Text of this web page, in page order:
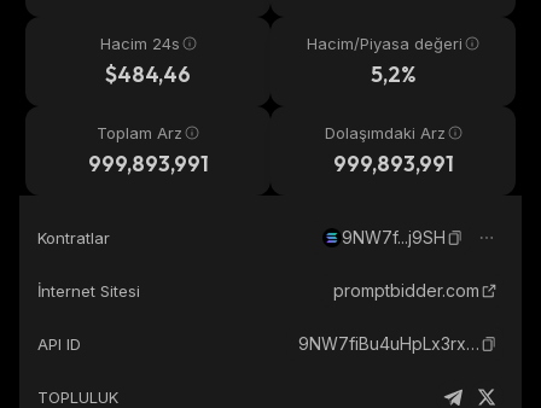
Hacim 24s
$484,46
Hacim/Piyasa değeri
5,2%
Toplam Arz
999,893,991
Dolaşımdaki Arz
999,893,991
Kontratlar 9NW7f...j9SH
İnternet Sitesi promptbidder.com
API ID 9NW7fiBu4uHpLx3rxiMccucyKwADwuptTpb8z2YYj9SH_solana
TOPLULUK